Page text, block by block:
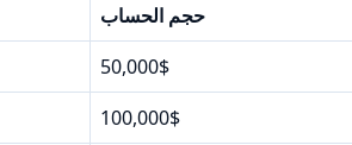
حجم الحساب
50,000$
100,000$